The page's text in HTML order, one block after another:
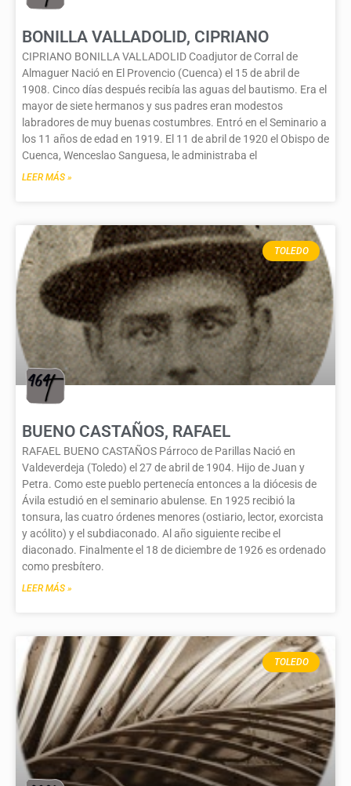
BONILLA VALLADOLID, CIPRIANO
CIPRIANO BONILLA VALLADOLID Coadjutor de Corral de
Almaguer Nació en El Provencio (Cuenca) el 15 de abril de
1908. Cinco días después recibía las aguas del bautismo. Era el
mayor de siete hermanos y sus padres eran modestos
labradores de muy buenas costumbres. Entró en el Seminario a
los 11 años de edad en 1919. El 11 de abril de 1920 el Obispo de
Cuenca, Wenceslao Sanguesa, le administraba el
LEER MÁS »
TOLEDO
BUENO CASTAÑOS, RAFAEL
RAFAEL BUENO CASTAÑOS Párroco de Parillas Nació en
Valdeverdeja (Toledo) el 27 de abril de 1904. Hijo de Juan y
Petra. Como este pueblo pertenecía entonces a la diócesis de
Ávila estudió en el seminario abulense. En 1925 recibió la
tonsura, las cuatro órdenes menores (ostiario, lector, exorcista
y acólito) y el subdiaconado. Al año siguiente recibe el
diaconado. Finalmente el 18 de diciembre de 1926 es ordenado
como presbítero.
LEER MÁS »
TOLEDO